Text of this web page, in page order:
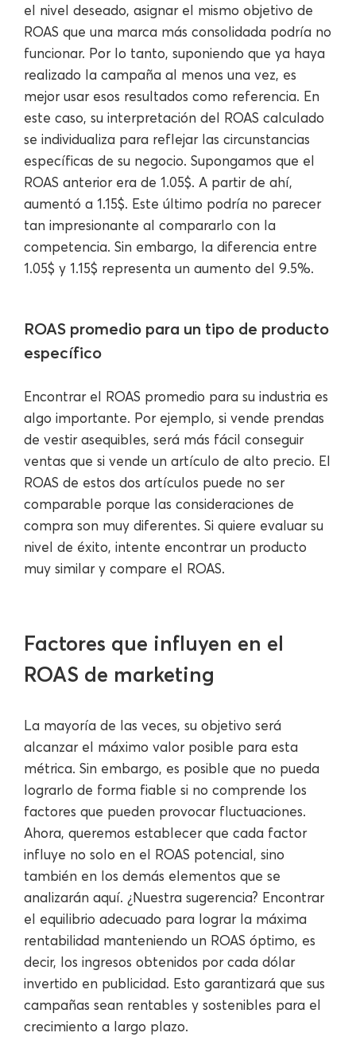
el nivel deseado, asignar el mismo objetivo de
ROAS que una marca más consolidada podría no
funcionar. Por lo tanto, suponiendo que ya haya
realizado la campaña al menos una vez, es
mejor usar esos resultados como referencia. En
este caso, su interpretación del ROAS calculado
se individualiza para reflejar las circunstancias
específicas de su negocio. Supongamos que el
ROAS anterior era de 1.05$. A partir de ahí,
aumentó a 1.15$. Este último podría no parecer
tan impresionante al compararlo con la
competencia. Sin embargo, la diferencia entre
1.05$ y 1.15$ representa un aumento del 9.5%.
ROAS promedio para un tipo de producto
específico
Encontrar el ROAS promedio para su industria es
algo importante. Por ejemplo, si vende prendas
de vestir asequibles, será más fácil conseguir
ventas que si vende un artículo de alto precio. El
ROAS de estos dos artículos puede no ser
comparable porque las consideraciones de
compra son muy diferentes. Si quiere evaluar su
nivel de éxito, intente encontrar un producto
muy similar y compare el ROAS.
Factores que influyen en el
ROAS de marketing
La mayoría de las veces, su objetivo será
alcanzar el máximo valor posible para esta
métrica. Sin embargo, es posible que no pueda
lograrlo de forma fiable si no comprende los
factores que pueden provocar fluctuaciones.
Ahora, queremos establecer que cada factor
influye no solo en el ROAS potencial, sino
también en los demás elementos que se
analizarán aquí. ¿Nuestra sugerencia? Encontrar
el equilibrio adecuado para lograr la máxima
rentabilidad manteniendo un ROAS óptimo, es
decir, los ingresos obtenidos por cada dólar
invertido en publicidad. Esto garantizará que sus
campañas sean rentables y sostenibles para el
crecimiento a largo plazo.